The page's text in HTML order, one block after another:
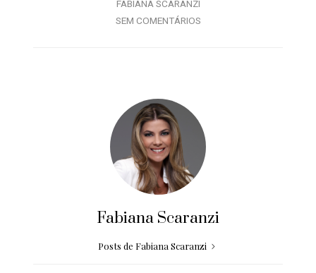
FABIANA SCARANZI
SEM COMENTÁRIOS
Fabiana Scaranzi
Posts de Fabiana Scaranzi